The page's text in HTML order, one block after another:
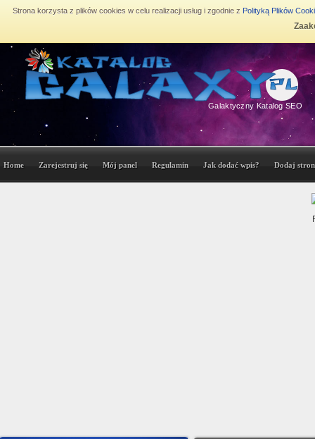
Strona korzysta z plików cookies w celu realizacji usług i zgodnie z Polityką Plików
Galaktyczny Katalog SEO
Home Zarejestruj się Mój panel Regulamin Jak dodać wpis? Dodaj